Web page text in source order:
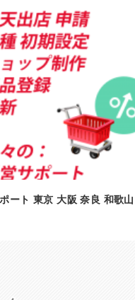
ート 東京 大阪 奈良 和歌山